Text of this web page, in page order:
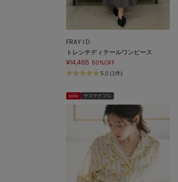
FRAY I.D
トレンチディテールワンピース
¥14,465 50%OFF
5.0 (1件)
sale サステナブル